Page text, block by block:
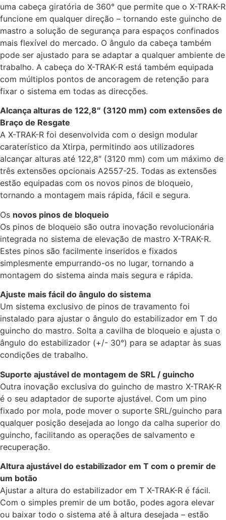
uma cabeça giratória de 360° que permite que o X-TRAK-R
funcione em qualquer direção – tornando este guincho de
mastro a solução de segurança para espaços confinados
mais flexível do mercado. O ângulo da cabeça também
pode ser ajustado para se adaptar a qualquer ambiente de
trabalho. A cabeça do X-TRAK-R está também equipada
com múltiplos pontos de ancoragem de retenção para
fixar o sistema em todas as direcções.
Alcança alturas de 122,8″ (3120 mm) com extensões de
Braço de Resgate
A X-TRAK-R foi desenvolvida com o design modular
caraterístico da Xtirpa, permitindo aos utilizadores
alcançar alturas até 122,8″ (3120 mm) com um máximo de
três extensões opcionais A2557-25. Todas as extensões
estão equipadas com os novos pinos de bloqueio,
tornando a montagem mais rápida, fácil e segura.
Os novos pinos de bloqueio
Os pinos de bloqueio são outra inovação revolucionária
integrada no sistema de elevação de mastro X-TRAK-R.
Estes pinos são facilmente inseridos e fixados
simplesmente empurrando-os no lugar, tornando a
montagem do sistema ainda mais segura e rápida.
Ajuste mais fácil do ângulo do sistema
Um sistema exclusivo de pinos de travamento foi
instalado para ajustar o ângulo do estabilizador em T do
guincho do mastro. Solta a cavilha de bloqueio e ajusta o
ângulo do estabilizador (+/- 30°) para se adaptar às suas
condições de trabalho.
Suporte ajustável de montagem de SRL / guincho
Outra inovação exclusiva do guincho de mastro X-TRAK-R
é o seu adaptador de suporte ajustável. Com um pino
fixado por mola, pode mover o suporte SRL/guincho para
qualquer posição desejada ao longo da calha superior do
guincho, facilitando as operações de salvamento e
recuperação.
Altura ajustável do estabilizador em T com o premir de
um botão
Ajustar a altura do estabilizador em T X-TRAK-R é fácil.
Com o simples premir de um botão, podes agora elevar
ou baixar todo o sistema até à altura desejada – estão